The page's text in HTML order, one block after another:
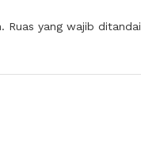
Ruas yang wajib ditandai